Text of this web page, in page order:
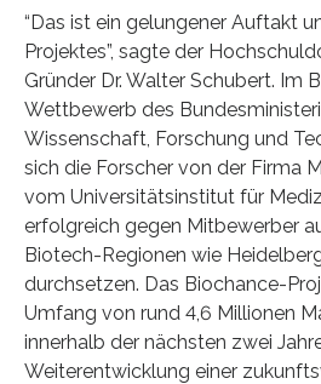
“Das ist ein gelungener Auftakt
Projektes”, sagte der
Gründer Dr. Walter Schubert. Im
Wettbewerb des
Wissenschaft, Forschung und
sich die Forscher von der Firma
vom Universitätsinstitut für
erfolgreich gegen Mitbewerber
Biotech-Regionen wie
durchsetzen. Das Biochance-
Umfang von rund 4,6 Millionen
innerhalb der nächsten zwei
Weiterentwicklung einer